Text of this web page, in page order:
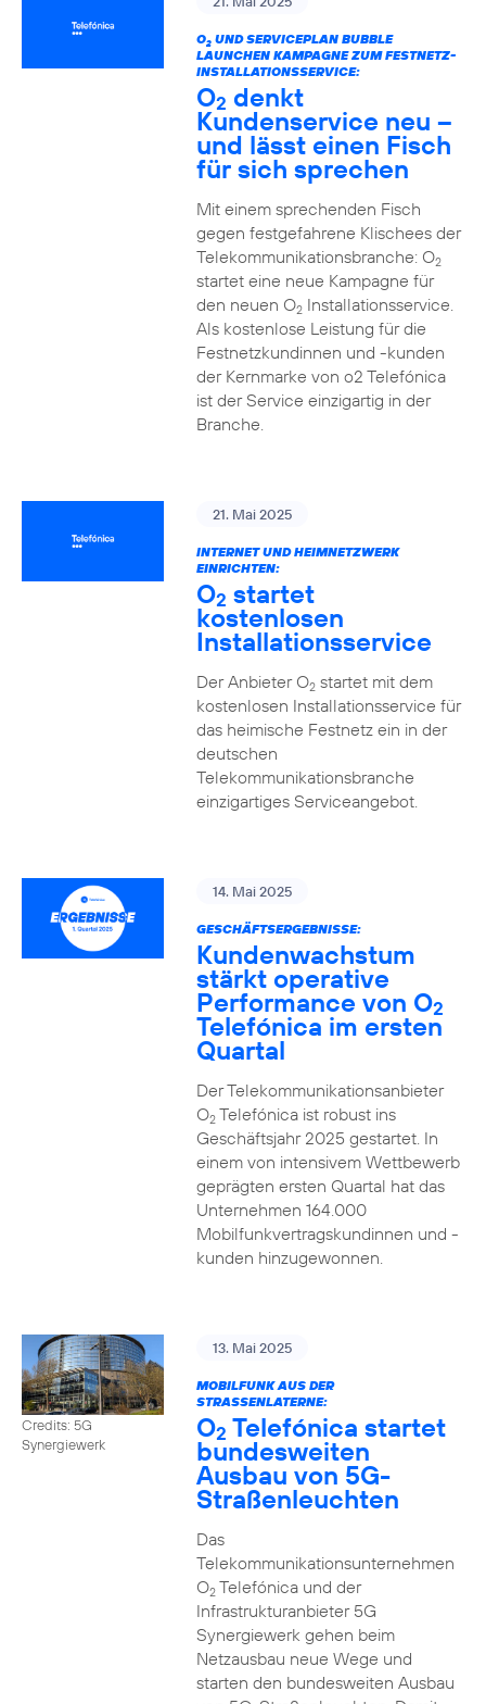
O2UND SERVICEPLAN BUBBLE
LAUNCHEN KAMPAGNE ZUM FESTNETZ-
INSTALLATIONSSERVICE:
O2 denkt
Kundenservice neu –
und lässt einen Fisch
für sich sprechen
Mit einem sprechenden Fisch
gegen festgefahrene Klischees der
Telekommunikationsbranche: O2
startet eine neue Kampagne für
den neuen O2Installationsservice.
Als kostenlose Leistung für die
Festnetzkundinnen und -kunden
der Kernmarke von o2 Telefónica
ist der Service einzigartig in der
Branche.
21. Mai 2025
INTERNET UND HEIMNETZWERK
EINRICHTEN:
O2 startet
kostenlosen
Installationsservice
Der Anbieter O2startet mit dem
kostenlosen Installationsservice für
das heimische Festnetz ein in der
deutschen
Telekommunikationsbranche
einzigartiges Serviceangebot.
14. Mai 2025
GESCHÄFTSERGEBNISSE:
Kundenwachstum
stärkt operative
Performance von O2
Telefónica im ersten
Quartal
Der Telekommunikationsanbieter
O2Telefónica ist robust ins
Geschäftsjahr 2025 gestartet. In
einem von intensivem Wettbewerb
geprägten ersten Quartal hat das
Unternehmen 164.000
Mobilfunkvertragskundinnen und -
kunden hinzugewonnen.
Credits: 5G
Synergiewerk
13. Mai 2025
MOBILFUNK AUS DER
STRASSENLATERNE:
O2 Telefónica startet
bundesweiten
Ausbau von 5G-
Straßenleuchten
Das
Telekommunikationsunternehmen
O2Telefónica und der
Infrastrukturanbieter 5G
Synergiewerk gehen beim
Netzausbau neue Wege und
starten den bundesweiten Ausbau